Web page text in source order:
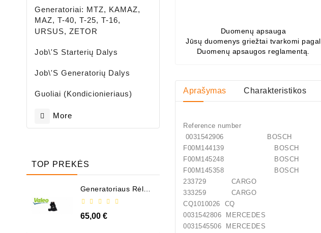
Generatoriai: MTZ, KAMAZ,
MAZ, T-40, T-25, T-16,
URSUS, ZETOR
Job\'s Starterių Dalys
Job\'s Generatorių Dalys
Guoliai (kondicionieriaus)
More
TOP PREKĖS
Generatoriaus Rėlė -
65,00 €
Duomenų apsauga
Jūsų duomenys griežtai tvarkomi pagal
Duomenų apsaugos reglamentą.
Aprašymas Charakteristikos
Reference number
0031542906 BOSCH
F00M144139 BOSCH
F00M145248 BOSCH
F00M145358 BOSCH
233729 CARGO
333259 CARGO
CQ1010026 CQ
0031542806 MERCEDES
0031545506 MERCEDES